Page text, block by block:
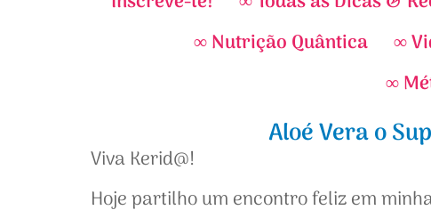
∞ Nutrição Quântica
∞
∞
Aloé Vera o
Viva Kerid@!
Hoje partilho um encontro feliz em